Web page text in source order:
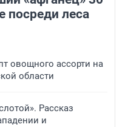
посреди леса
овощного ассорти на
области
Рассказ
и